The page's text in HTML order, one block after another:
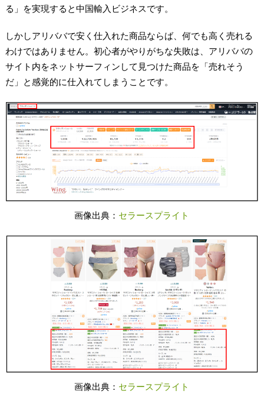
る」を実現すると中国輸入ビジネスです。
しかしアリババで安く仕入れた商品ならば、何でも高く売れる
わけではありません。初心者がやりがちな失敗は、アリババの
サイト内をネットサーフィンして見つけた商品を「売れそう
だ」と感覚的に仕入れてしまうことです。
画像出典： セラースプライト
画像出典： セラースプライト